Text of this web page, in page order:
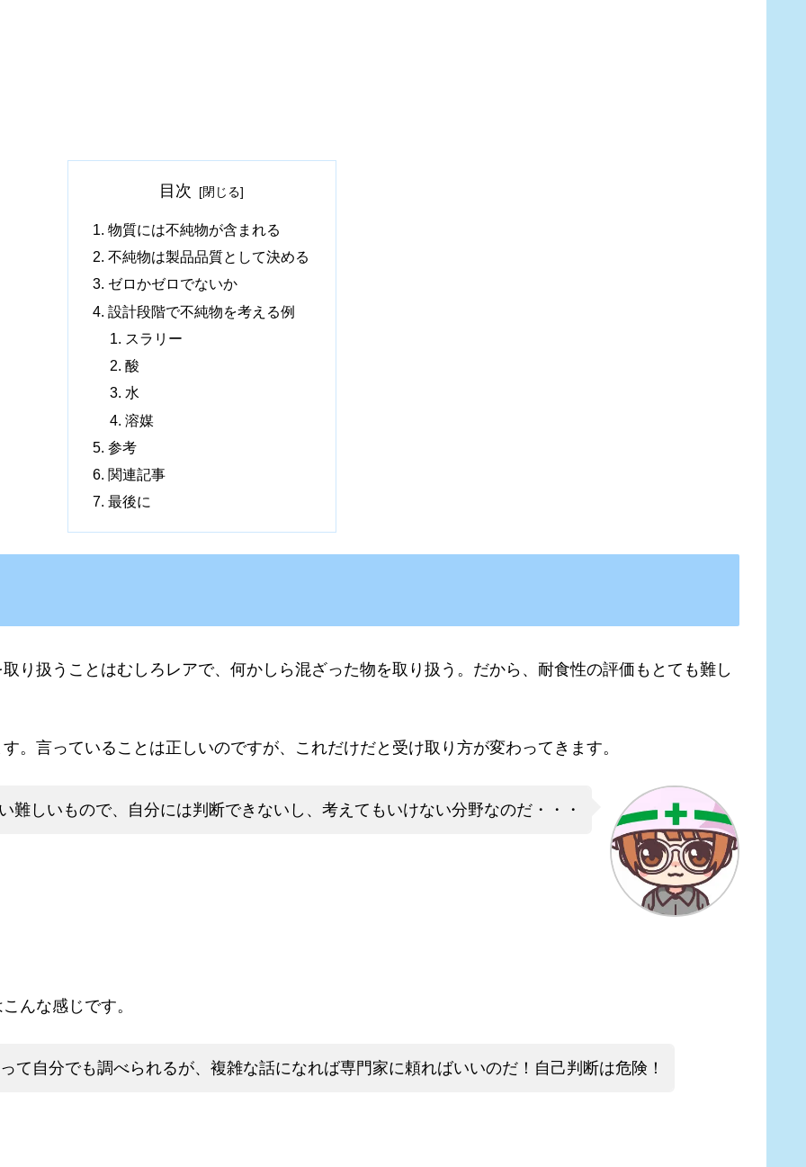
目次
物質には不純物が含まれる
不純物は製品品質として決める
ゼロかゼロでないか
設計段階で不純物を考える例
スラリー
酸
水
溶媒
参考
関連記事
最後に
り扱うことはむしろレアで、何かしら混ざった物を取り扱う。だから、耐食性の評価もとても難し
。言っていることは正しいのですが、これだけだと受け取り方が変わってきます。
難しいもので、自分には判断できないし、考えてもいけない分野なのだ・・・
んな感じです。
て自分でも調べられるが、複雑な話になれば専門家に頼ればいいのだ！自己判断は危険！